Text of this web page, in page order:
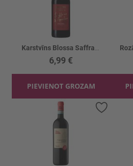
6,99 €
PIEVIENOT GROZAM